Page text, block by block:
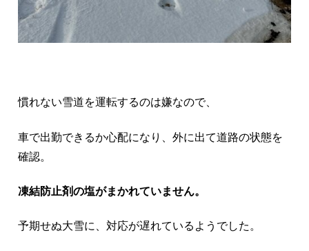
慣れない雪道を運転するのは嫌なので、
車で出勤できるか心配になり、外に出て道路の状態を
確認。
凍結防止剤の塩がまかれていません。
予期せぬ大雪に、対応が遅れているようでした。